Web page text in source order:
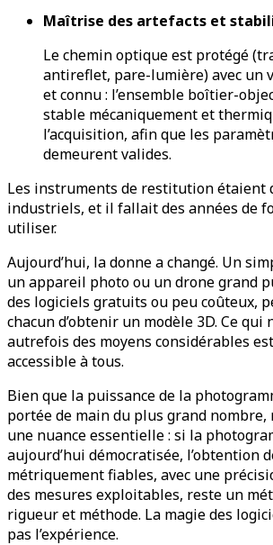
Maîtrise des artefacts et
Le chemin optique est protégé
antireflet, pare-lumière) avec un
et connu : l’ensemble boîtier-
stable mécaniquement et
l’acquisition, afin que les
demeurent valides.
Les instruments de restitution étaient
industriels, et il fallait des années de
utiliser.
Aujourd’hui, la donne a changé. Un
un appareil photo ou un drone grand
des logiciels gratuits ou peu coûteux,
chacun d’obtenir un modèle 3D. Ce qui
autrefois des moyens considérables
accessible à tous.
Bien que la puissance de la
portée de main du plus grand nombre,
une nuance essentielle : si la
aujourd’hui démocratisée, l’obtention
métriquement fiables, avec une
des mesures exploitables, reste un
rigueur et méthode. La magie des
pas l’expérience.